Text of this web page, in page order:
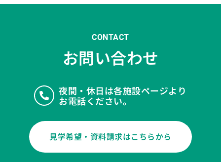
CONTACT
お問い合わせ
夜間・休日は各施設ページより
お電話ください。
見学希望・資料請求はこちらから